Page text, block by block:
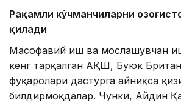
Рақамли кўчманчиларни
қилади
Масофавий иш ва мослашувчан
кенг тарқалган АҚШ, Буюк
фуқаролари дастурга айниқса
билдирмоқдалар. Чунки, Айдин